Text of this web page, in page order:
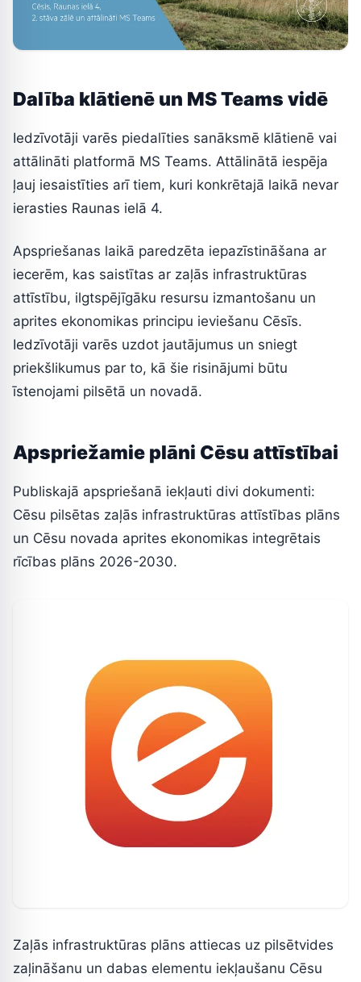
Dalība klātienē un MS Teams vidē
Iedzīvotāji varēs piedalīties sanāksmē klātienē vai
attālināti platformā MS Teams. Attālinātā iespēja
ļauj iesaistīties arī tiem, kuri konkrētajā laikā nevar
ierasties Raunas ielā 4.
Apspriešanas laikā paredzēta iepazīstināšana ar
iecerēm, kas saistītas ar zaļās infrastruktūras
attīstību, ilgtspējīgāku resursu izmantošanu un
aprites ekonomikas principu ieviešanu Cēsīs.
Iedzīvotāji varēs uzdot jautājumus un sniegt
priekšlikumus par to, kā šie risinājumi būtu
īstenojami pilsētā un novadā.
Apspriežamie plāni Cēsu attīstībai
Publiskajā apspriešanā iekļauti divi dokumenti:
Cēsu pilsētas zaļās infrastruktūras attīstības plāns
un Cēsu novada aprites ekonomikas integrētais
rīcības plāns 2026-2030.
Zaļās infrastruktūras plāns attiecas uz pilsētvides
zaļināšanu un dabas elementu iekļaušanu Cēsu